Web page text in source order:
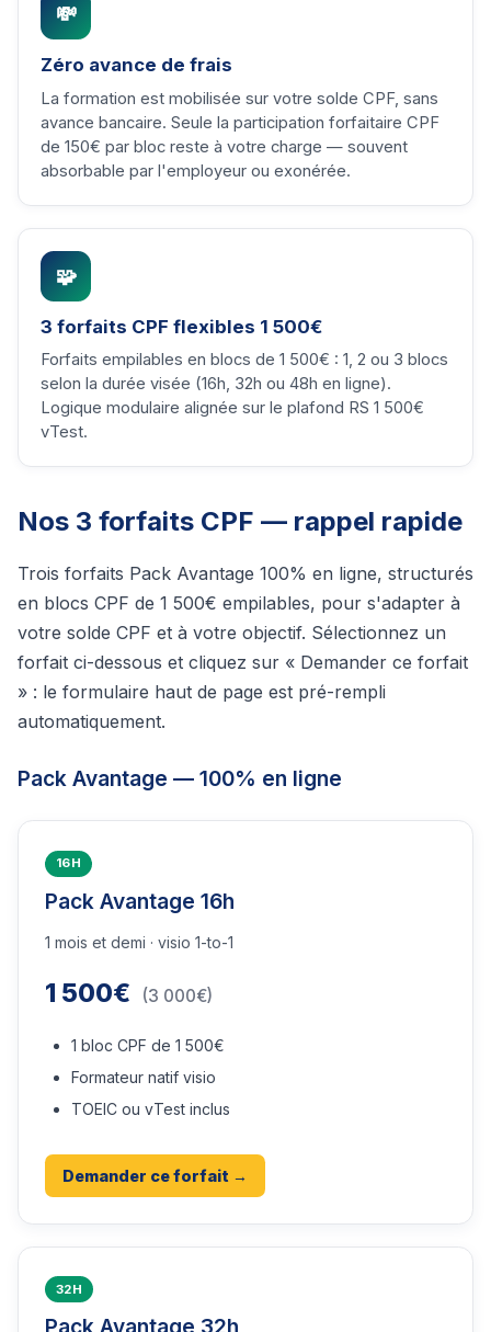
💸
Zéro avance de frais
La formation est mobilisée sur votre solde CPF, sans
avance bancaire. Seule la participation forfaitaire CPF
de 150€ par bloc reste à votre charge — souvent
absorbable par l'employeur ou exonérée.
🧩
3 forfaits CPF flexibles 1 500€
Forfaits empilables en blocs de 1 500€ : 1, 2 ou 3 blocs
selon la durée visée (16h, 32h ou 48h en ligne).
Logique modulaire alignée sur le plafond RS 1 500€
vTest.
Nos 3 forfaits CPF — rappel rapide
Trois forfaits Pack Avantage 100% en ligne, structurés
en blocs CPF de 1 500€ empilables, pour s'adapter à
votre solde CPF et à votre objectif. Sélectionnez un
forfait ci-dessous et cliquez sur « Demander ce forfait
» : le formulaire haut de page est pré-rempli
automatiquement.
Pack Avantage — 100% en ligne
16H
Pack Avantage 16h
1 mois et demi · visio 1-to-1
1 500€ (3 000€)
1 bloc CPF de 1 500€
Formateur natif visio
TOEIC ou vTest inclus
Demander ce forfait →
32H
Pack Avantage 32h